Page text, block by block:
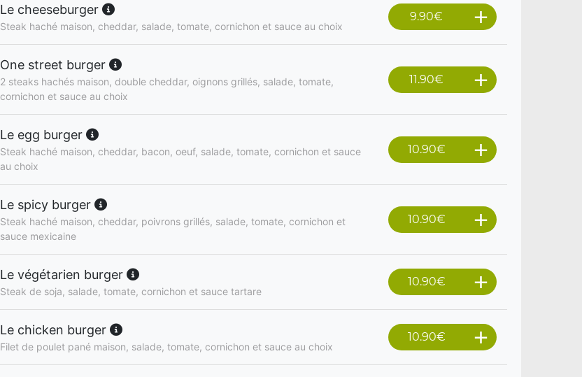
Le cheeseburger
Steak haché maison, cheddar, salade, tomate, cornichon et sauce au choix
9.90€
One street burger
2 steaks hachés maison, double cheddar, oignons grillés, salade, tomate,
cornichon et sauce au choix
11.90€
Le egg burger
Steak haché maison, cheddar, bacon, oeuf, salade, tomate, cornichon et sauce
au choix
10.90€
Le spicy burger
Steak haché maison, cheddar, poivrons grillés, salade, tomate, cornichon et
sauce mexicaine
10.90€
Le végétarien burger
Steak de soja, salade, tomate, cornichon et sauce tartare
10.90€
Le chicken burger
Filet de poulet pané maison, salade, tomate, cornichon et sauce au choix
10.90€